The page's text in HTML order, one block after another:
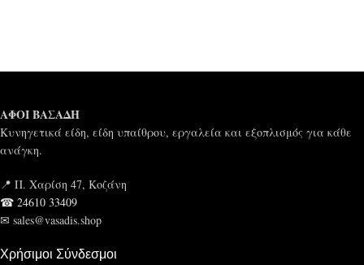
ΑΦΟΙ ΒΑΣΑΔΗ
Κυνηγετικά είδη, είδη υπαίθρου, εργαλεία και εξοπλισμός για κάθε
ανάγκη.
📍 Π. Χαρίση 47, Κοζάνη
☎ 24610 33409
✉ sales@vasadis.shop
Χρήσιμοι Σύνδεσμοι